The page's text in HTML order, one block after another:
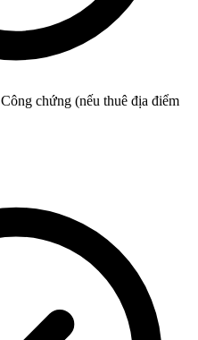
Công chứng (nếu thuê địa điểm